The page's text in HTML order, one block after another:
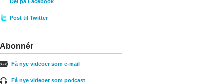
Del på Facebook
Post til Twitter
Abonnér
Få nye videoer som e-mail
Få nye videoer som podcast